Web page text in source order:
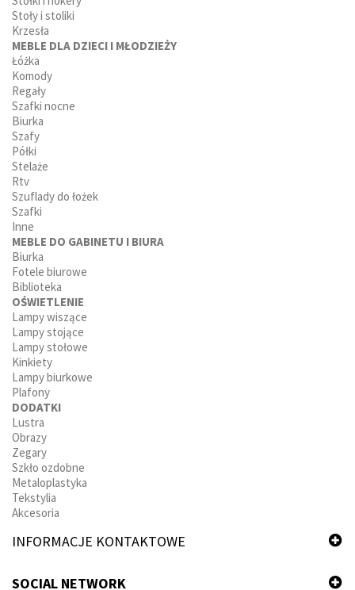
Stoły i stoliki
Krzesła
MEBLE DLA DZIECI I MŁODZIEŻY
Łóżka
Komody
Regały
Szafki nocne
Biurka
Szafy
Półki
Stelaże
Rtv
Szuflady do łożek
Szafki
Inne
MEBLE DO GABINETU I BIURA
Biurka
Fotele biurowe
Biblioteka
OŚWIETLENIE
Lampy wiszące
Lampy stojące
Lampy stołowe
Kinkiety
Lampy biurkowe
Plafony
DODATKI
Lustra
Obrazy
Zegary
Szkło ozdobne
Metaloplastyka
Tekstylia
Akcesoria
INFORMACJE KONTAKTOWE
SOCIAL NETWORK